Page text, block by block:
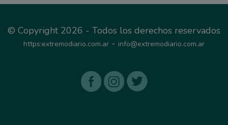
© Copyright 2026 - Todos los derechos reservados
https:extremodiario.com.ar - info@extremodiario.com.ar